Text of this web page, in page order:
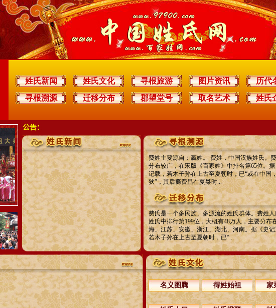
姓氏新闻 姓氏文化 寻根旅游 图片资讯
历代
寻根溯源
迁移分布 郡望堂号 取名艺术 姓氏
费姓主要源自：嬴姓。 费姓，中国汉族姓氏。
分布较广，在宋版《百家姓》中排名第65位。
记载，若木子孙在上古至夏朝时，已“或在中国
狄”，其后裔费昌在夏桀时...
费氏是一个多民族、多源流的姓氏群体。费姓
姓氏中排行第199位，大概有48万人，主要分布
海、江苏、安徽、浙江、湖北、河南。据《史
若木子孙在上古至夏朝时，已“...
名义图腾 得姓始祖 家